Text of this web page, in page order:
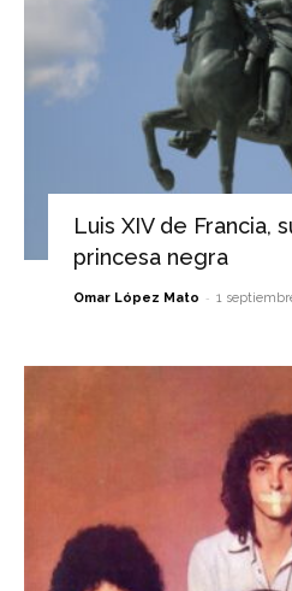
Luis XIV de Francia,
princesa negra
Omar López Mato - 1